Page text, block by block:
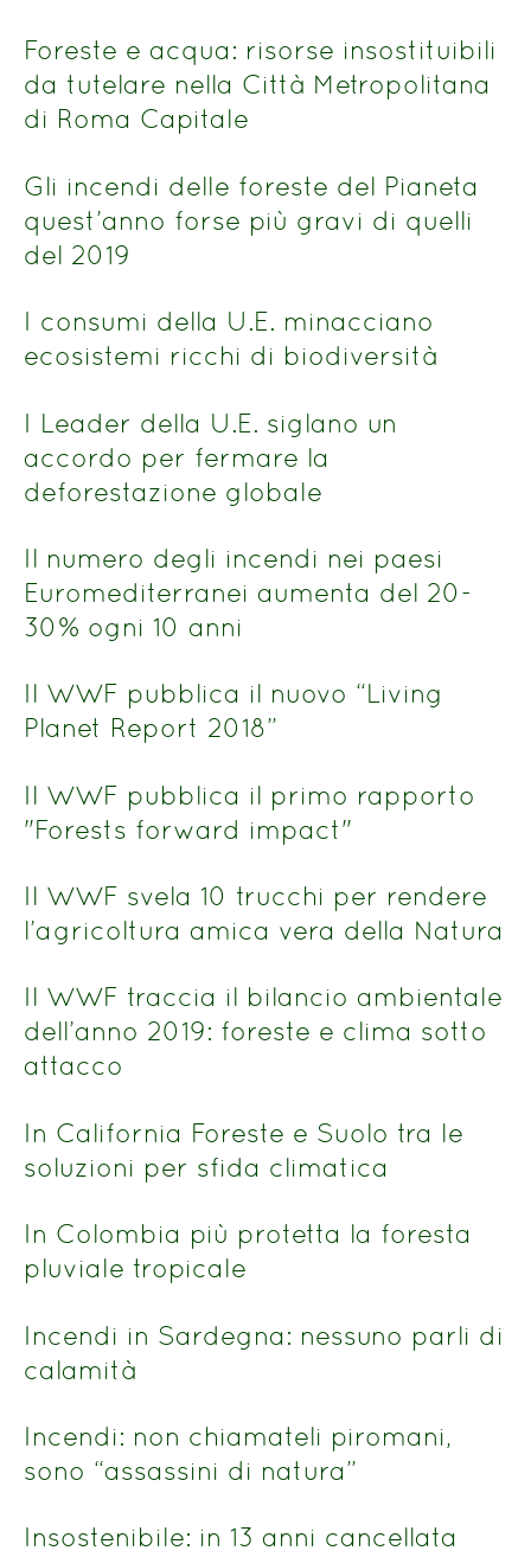
Foreste e acqua: risorse insostituibili
da tutelare nella Città Metropolitana
di Roma Capitale
Gli incendi delle foreste del Pianeta
quest’anno forse più gravi di quelli
del 2019
I consumi della U.E. minacciano
ecosistemi ricchi di biodiversità
I Leader della U.E. siglano un
accordo per fermare la
deforestazione globale
Il numero degli incendi nei paesi
Euromediterranei aumenta del 20-
30% ogni 10 anni
Il WWF pubblica il nuovo “Living
Planet Report 2018”
Il WWF pubblica il primo rapporto
"Forests forward impact"
Il WWF svela 10 trucchi per rendere
l’agricoltura amica vera della Natura
Il WWF traccia il bilancio ambientale
dell’anno 2019: foreste e clima sotto
attacco
In California Foreste e Suolo tra le
soluzioni per sfida climatica
In Colombia più protetta la foresta
pluviale tropicale
Incendi in Sardegna: nessuno parli di
calamità
Incendi: non chiamateli piromani,
sono “assassini di natura”
Insostenibile: in 13 anni cancellata